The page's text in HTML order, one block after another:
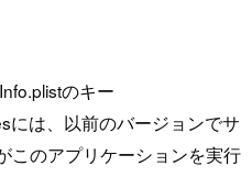
のキー
には、以前のバージョンでサ
このアプリケーションを実行